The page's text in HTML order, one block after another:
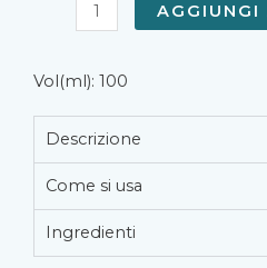
Pomade
AGGIUNGI
Vol(ml): 100
Descrizione
Come si usa
Ingredienti